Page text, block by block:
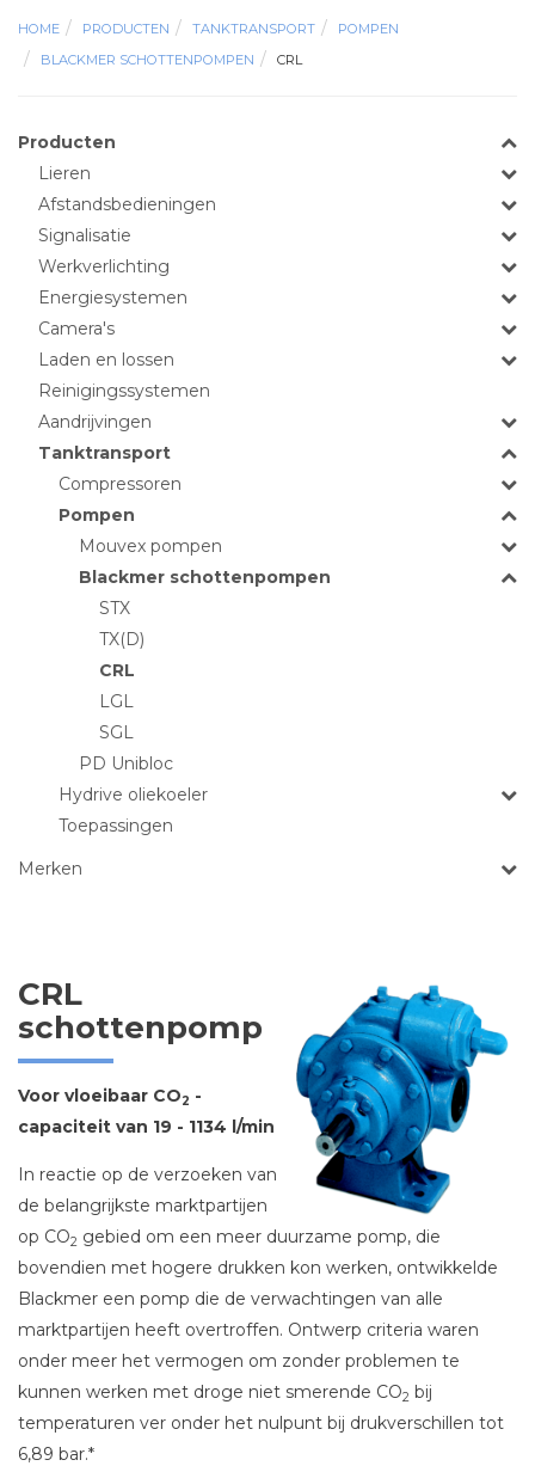
HOME PRODUCTEN TANKTRANSPORT
POMPEN
BLACKMER SCHOTTENPOMPEN
CRL
Producten
Lieren
Afstandsbedieningen
Signalisatie
Werkverlichting
Energiesystemen
Camera's
Laden en lossen
Reinigingssystemen
Aandrijvingen
Tanktransport
Compressoren
Pompen
Mouvex pompen
Blackmer schottenpompen
STX
TX(D)
CRL
LGL
SGL
PD Unibloc
Hydrive oliekoeler
Toepassingen
Merken
CRL
schottenpomp
Voor vloeibaar CO2 -
capaciteit van 19 - 1134 l/min
In reactie op de verzoeken van
de belangrijkste marktpartijen
op CO2 gebied om een meer duurzame pomp, die
bovendien met hogere drukken kon werken, ontwikkelde
Blackmer een pomp die de verwachtingen van alle
marktpartijen heeft overtroffen. Ontwerp criteria waren
onder meer het vermogen om zonder problemen te
kunnen werken met droge niet smerende CO2 bij
temperaturen ver onder het nulpunt bij drukverschillen tot
6,89 bar.*